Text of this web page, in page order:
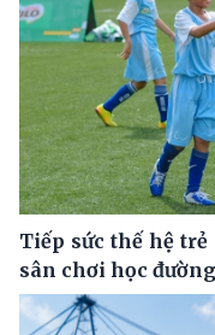
Tiếp sức thế hệ
sân chơi học đường